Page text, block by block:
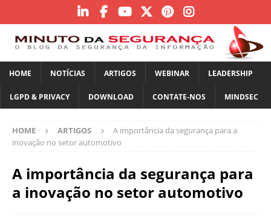
HOME NOTÍCIAS ARTIGOS WEBINAR LEADERSHIP
LGPD & PRIVACY DOWNLOAD CONTATE-NOS MINDSEC
HOME ARTIGOS
A importância da segurança para a
inovação no setor automotivo
A importância da segurança para
a inovação no setor automotivo